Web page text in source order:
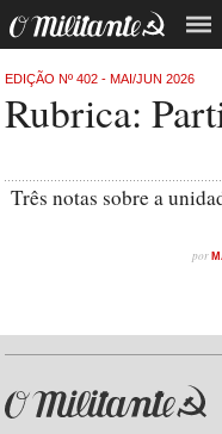
EDIÇÃO Nº 402 - MAI/JUN 2026
Rubrica:
Três notas sobre a
por